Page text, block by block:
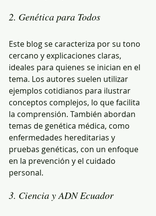
2. Genética para Todos
Este blog se caracteriza por su tono
cercano y explicaciones claras,
ideales para quienes se inician en el
tema. Los autores suelen utilizar
ejemplos cotidianos para ilustrar
conceptos complejos, lo que facilita
la comprensión. También abordan
temas de genética médica, como
enfermedades hereditarias y
pruebas genéticas, con un enfoque
en la prevención y el cuidado
personal.
3. Ciencia y ADN Ecuador